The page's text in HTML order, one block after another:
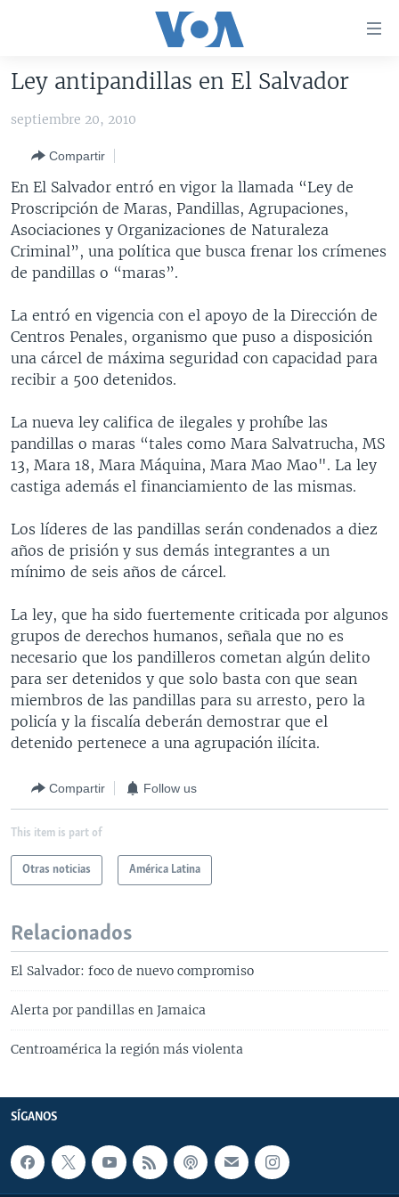
accesibilidad
principal
Salte
navegador
principal
Salte
búsqueda
AMÉRICA DEL NORTE
EEUU
MÉXICO
HAITÍ
ELECCIONES EEUU 2024
ELECCIONES EEUU
VOTO DIVIDIDO
VOA VERIFICA
VOA VERIFICA UCRANIA/RUSIA
VOA VERIFICA INMIGRACIÓN
VOA VERIFICA AMÉRICA LATINA
AMÉRICA LATINA
ARGENTINA
BOLIVIA
COLOMBIA
CHILE
PERÚ
ECUADOR
VENEZUELA
BRASIL
CHINA EN AMÉRICA LATINA
CENTROAMÉRICA
COSTA RICA
EL SALVADOR
GUATEMALA
HONDURAS
NICARAGUA
OTRAS SECCIONES
INMIGRACIÓN
LIBERTAD DE PRENSA
MUNDO
ECONOMÍA
ENTRETENIMIENTO Y CULTURA
TECNOLOGÍA
CIENCIA Y SALUD
ESPECIALES DE LA VOA
LIBERTAD DE PRENSA
UCRANIA
MULTIMEDIA
VIDEOS
FOTOGRAFÍA
PROGRAMAS TV
EL MUNDO AL DÍA
VISIÓN 360
LAS CLAVES
PANORAMA
RADIO
AUDIONOTICIAS
BUENOS DÍAS AMÉRICA
ESTADOS UNIDOS AL DÍA
EL MUNDO AL DÍA [RADIO]
FORO [RADIO]
DEPORTIVO INTERNACIONAL
NOTA ECONÓMICA
DOCUMENTALES DE LA VOA
SÍGANOS
Idiomas
Ley antipandillas en El Salvador
septiembre 20, 2010
Compartir
En El Salvador entró en vigor la llamada “Ley de
Proscripción de Maras, Pandillas, Agrupaciones,
Asociaciones y Organizaciones de Naturaleza
Criminal”, una política que busca frenar los crímenes
de pandillas o “maras”.
La entró en vigencia con el apoyo de la Dirección de
Centros Penales, organismo que puso a disposición
una cárcel de máxima seguridad con capacidad para
recibir a 500 detenidos.
La nueva ley califica de ilegales y prohíbe las
pandillas o maras “tales como Mara Salvatrucha, MS
13, Mara 18, Mara Máquina, Mara Mao Mao". La ley
castiga además el financiamiento de las mismas.
Los líderes de las pandillas serán condenados a diez
años de prisión y sus demás integrantes a un
mínimo de seis años de cárcel.
La ley, que ha sido fuertemente criticada por algunos
grupos de derechos humanos, señala que no es
necesario que los pandilleros cometan algún delito
para ser detenidos y que solo basta con que sean
miembros de las pandillas para su arresto, pero la
policía y la fiscalía deberán demostrar que el
detenido pertenece a una agrupación ilícita.
Compartir Follow us
This item is part of
Otras noticias América Latina
Relacionados
El Salvador: foco de nuevo compromiso
Alerta por pandillas en Jamaica
Centroamérica la región más violenta
SÍGANOS